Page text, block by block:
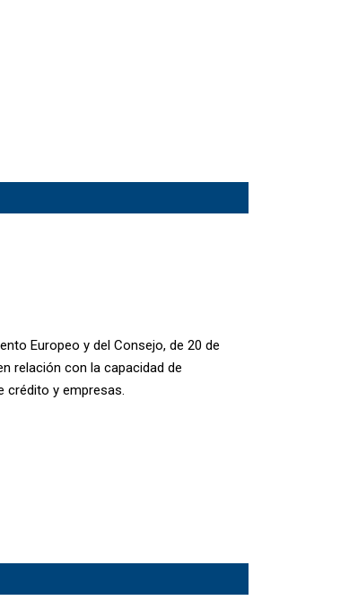
Europeo y del Consejo, de 20 de
relación con la capacidad de
crédito y empresas.